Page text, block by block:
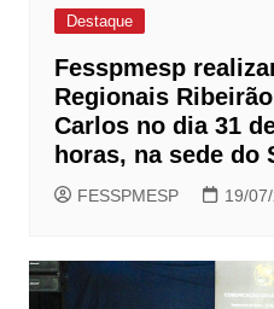
Destaque
Fesspmesp
Regionais
Carlos no dia 31
horas, na sede do
FESSPMESP 19/